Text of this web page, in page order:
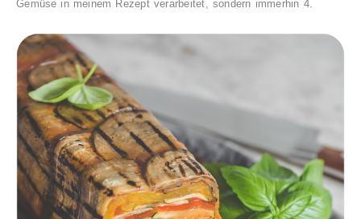
Gemüse in meinem Rezept verarbeitet, sondern immerhin 4.